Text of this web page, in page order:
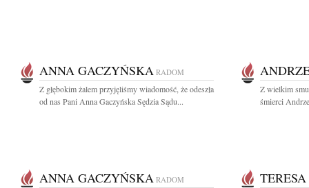
ANNA GACZYŃSKA RADOM
Z głębokim żalem przyjęliśmy wiadomość, że odeszła
od nas Pani Anna Gaczyńska Sędzia Sądu...
Z wielkim
śmierci
ANNA GACZYŃSKA RADOM